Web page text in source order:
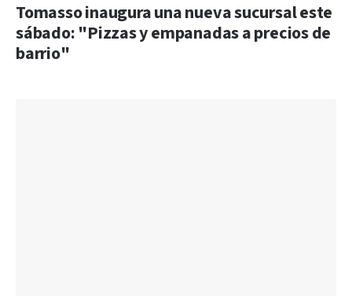
Tomasso inaugura una nueva sucursal este
sábado: "Pizzas y empanadas a precios de
barrio"